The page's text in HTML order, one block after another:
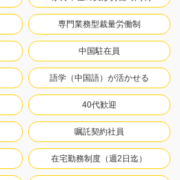
専門業務型裁量労働制
中国駐在員
語学（中国語）が活かせる
40代歓迎
嘱託契約社員
在宅勤務制度（週2日迄）